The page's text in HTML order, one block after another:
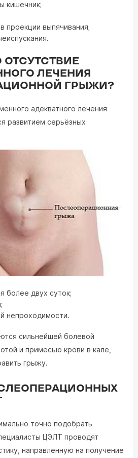
кишечник;
проекции выпячивания;
ОТСУТСТВИЕ
ЛЕЧЕНИЯ
ГРЫЖИ?
адекватного лечения
развитием серьёзных
более двух суток;
непроходимости.
сильнейшей болевой
и примесью крови в кале,
грыжу.
точно подобрать
ЦЭЛТ проводят
направленную на получение